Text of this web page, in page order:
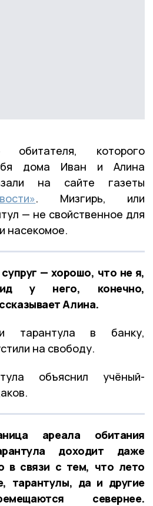
обитателя, которого
дома Иван и Алина
на сайте газеты
. Мизгирь, или
— не свойственное для
насекомое.
— хорошо, что не я,
у него, конечно,
Алина.
тарантула в банку,
на свободу.
объяснил учёный-
ареала обитания
доходит даже
в связи с тем, что лето
тарантулы, да и другие
севернее.